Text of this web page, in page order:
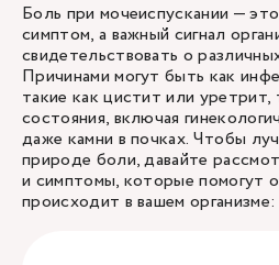
Боль при мочеиспускании —
симптом, а важный сигнал
свидетельствовать о
Причинами могут быть как
такие как цистит или уретрит,
состояния, включая
даже камни в почках. Чтобы
природе боли, давайте
и симптомы, которые помогут
происходит в вашем организме: